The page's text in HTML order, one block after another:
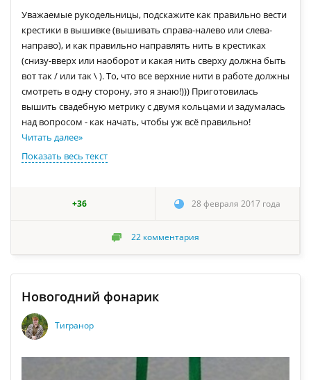
Уважаемые рукодельницы, подскажите как правильно вести
крестики в вышивке (вышивать справа-налево или слева-
направо), и как правильно направлять нить в крестиках
(снизу-вверх или наоборот и какая нить сверху должна быть
вот так / или так \ ). То, что все верхние нити в работе должны
смотреть в одну сторону, это я знаю!))) Приготовилась
вышить свадебную метрику с двумя кольцами и задумалась
над вопросом - как начать, чтобы уж всё правильно!
Читать далее»
Показать весь текст
+36 28 февраля 2017 года
22 комментария
Новогодний фонарик
Тигранор